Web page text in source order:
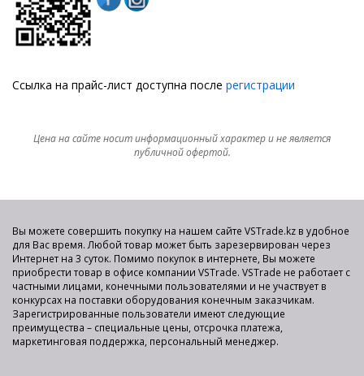
Ссылка на прайс-лист доступна после регистрации
Цена на сайте носит информационный характер и не является
публичной офертой.
Вы можете совершить покупку на нашем сайте VSTrade.kz в удобное
для Вас время. Любой товар может быть зарезервирован через
Интернет на 3 суток. Помимо покупок в интернете, Вы можете
приобрести товар в офисе компании VSTrade. VSTrade не работает с
частными лицами, конечными пользователями и не участвует в
конкурсах на поставки оборудования конечным заказчикам.
Зарегистрированные пользователи имеют следующие
преимущества – специальные цены, отсрочка платежа,
маркетинговая поддержка, персональный менеджер.